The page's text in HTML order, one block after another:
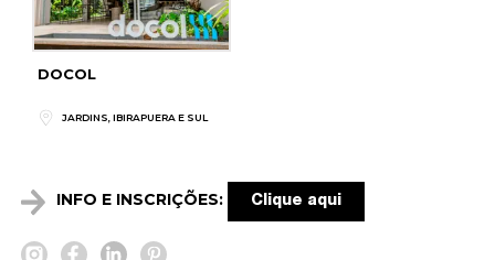
DOCOL
JARDINS, IBIRAPUERA E SUL
INFO E INSCRIÇÕES: Clique aqui